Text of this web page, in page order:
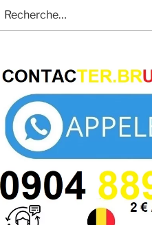
pour